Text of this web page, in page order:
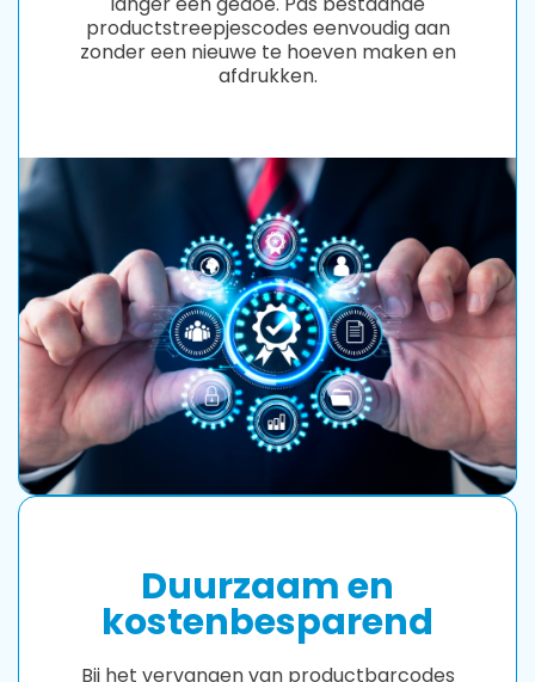
productstreepjescodes eenvoudig aan
zonder een nieuwe te hoeven maken en
afdrukken.
Duurzaam en
kostenbesparend
Bij het vervangen van productbarcodes